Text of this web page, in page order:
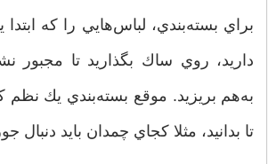
براي بسته‌بندي، لباس‌هايي را كه ابتدا
داريد، روي ساك بگذاريد تا مجبور
به‌هم بريزيد. موقع بسته‌بندي يك نظم
تا بدانيد، مثلا كجاي چمدان بايد دنبال